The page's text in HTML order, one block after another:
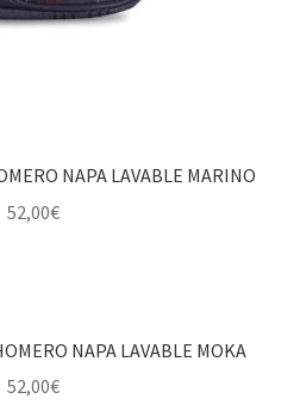
NAPA LAVABLE MARINO
52,00€
NAPA LAVABLE MOKA
52,00€